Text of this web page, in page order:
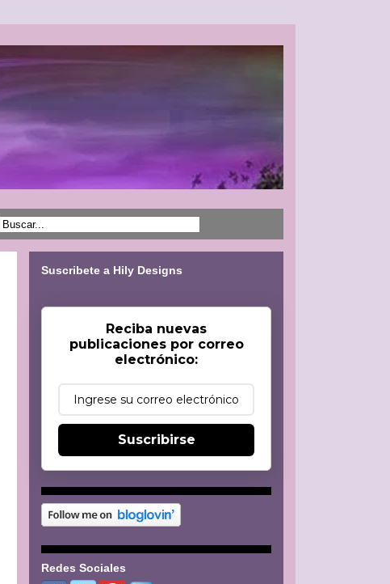
Suscribete a Hily Designs
Reciba nuevas
publicaciones por correo
electrónico:
Suscribirse
Redes Sociales